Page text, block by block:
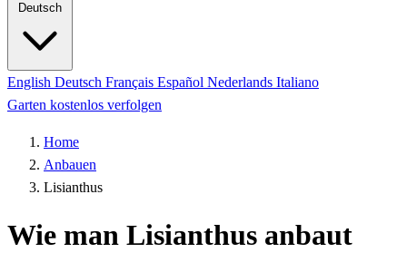
Deutsch
English Deutsch Français Español Nederlands Italiano
Garten kostenlos verfolgen
Home
Anbauen
Lisianthus
Wie man Lisianthus anbaut